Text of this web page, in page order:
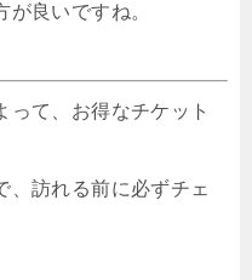
良いですね。
って、お得なチケット
、訪れる前に必ずチェ